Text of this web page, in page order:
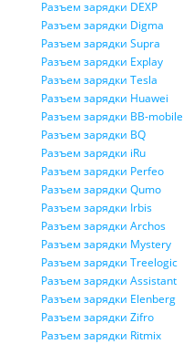
Разъем зарядки DEXP
Разъем зарядки Digma
Разъем зарядки Supra
Разъем зарядки Explay
Разъем зарядки Tesla
Разъем зарядки Huawei
Разъем зарядки BB-mobile
Разъем зарядки BQ
Разъем зарядки iRu
Разъем зарядки Perfeo
Разъем зарядки Qumo
Разъем зарядки Irbis
Разъем зарядки Archos
Разъем зарядки Mystery
Разъем зарядки Treelogic
Разъем зарядки Assistant
Разъем зарядки Elenberg
Разъем зарядки Zifro
Разъем зарядки Ritmix